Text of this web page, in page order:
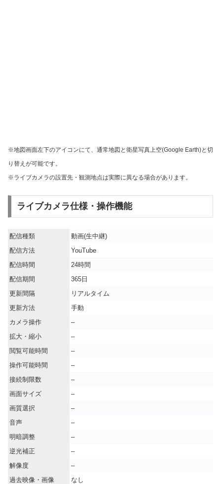
※地図画面左下のアイコンにて、通常地図と衛星写真上空(Google Earth)と切
り替えが可能です。
※ライブカメラの設置先・観測地点は実際に異なる場合があります。
ライブカメラ仕様・操作機能
配信種類
動画(生中継)
配信方法
YouTube
配信時間
24時間
配信期間
365日
更新間隔
リアルタイム
更新方法
手動
カメラ操作
–
拡大・縮小
–
閲覧可能時間
–
操作可能時間
–
接続制限数
–
画面サイズ
–
画質選択
–
音声
–
明暗調整
–
逆光補正
–
解像度
–
過去映像・画像
なし